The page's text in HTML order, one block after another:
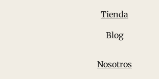
Tienda
Blog
Nosotros